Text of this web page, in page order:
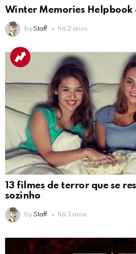
Winter Memories Helpbook
by Staff há 2 anos
13 filmes de terror que se
sozinho
by Staff há 3 anos